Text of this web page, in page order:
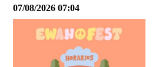
07/08/2026 07:04